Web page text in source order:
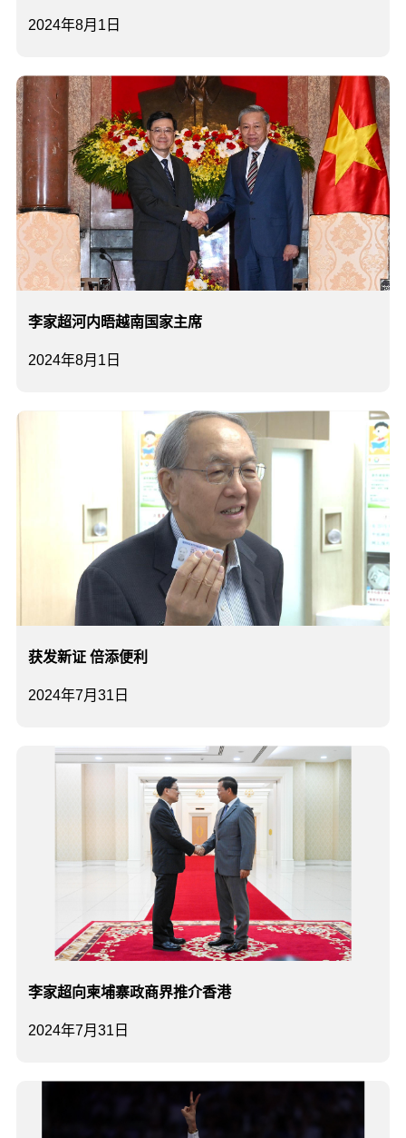
2024年8月1日
2024年8月1日
李家超河内晤越南国家主席
2024年7月31日
获发新证 倍添便利
2024年7月31日
李家超向柬埔寨政商界推介香港